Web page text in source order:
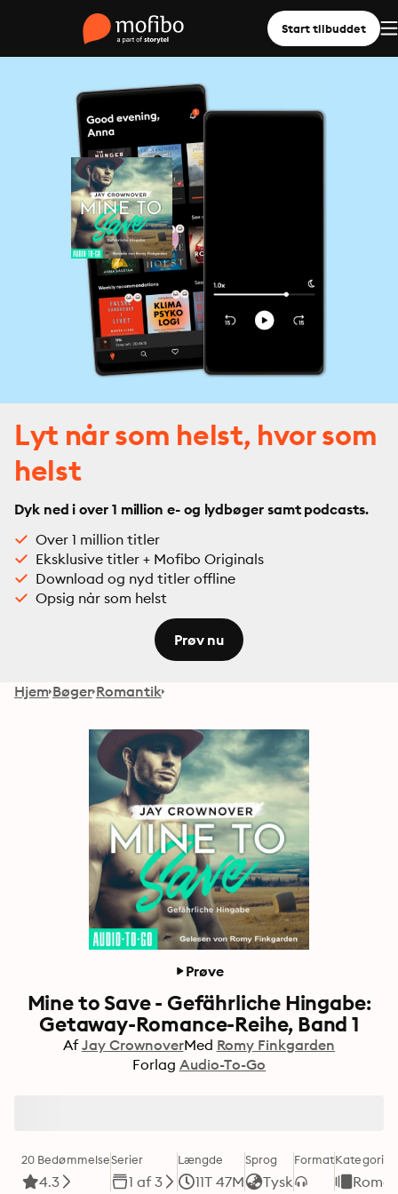
Start tilbuddet
Lyt når som helst, hvor som
helst
Dyk ned i over 1 million e- og lydbøger samt podcasts.
Over 1 million titler
Eksklusive titler + Mofibo Originals
Download og nyd titler offline
Opsig når som helst
Prøv nu
Hjem Bøger Romantik
Prøve
Mine to Save - Gefährliche Hingabe:
Getaway-Romance-Reihe, Band 1
Af Jay CrownoverMed Romy Finkgarden
Forlag Audio-To-Go
20 Bedømmelse
4.3
Serier
1 af 3
Længde
11T 47M
Sprog
Tysk
FormatKategori